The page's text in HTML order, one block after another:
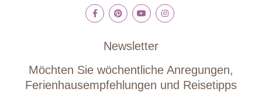
Newsletter
Möchten Sie wöchentliche Anregungen,
Ferienhausempfehlungen und Reisetipps